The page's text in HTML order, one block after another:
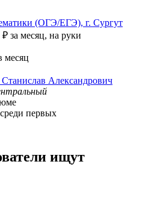
(ОГЭ/ЕГЭ), г. Сургут
₽ за месяц, на руки
месяц
Александрович
первых
ищут